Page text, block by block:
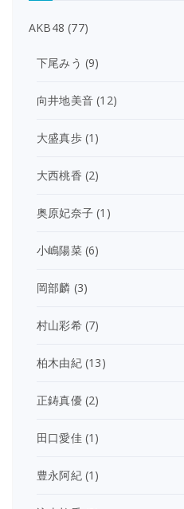
AKB48 (77)
下尾みう (9)
向井地美音 (12)
大盛真歩(1)
大西桃香 (2)
奥原妃奈子 (1)
小嶋陽菜(6)
岡部麟 (3)
村山彩希(7)
柏木由紀(13)
正鋳真優(2)
田口愛佳(1)
豊永阿紀(1)